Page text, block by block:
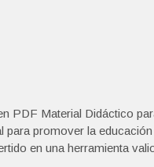
PDF Material Didáctico
para promover la
en una herramienta